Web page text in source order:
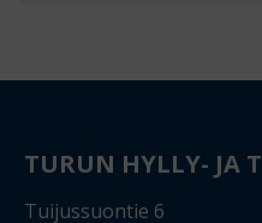
TURUN HYLLY- JA
Tuijussuontie 6